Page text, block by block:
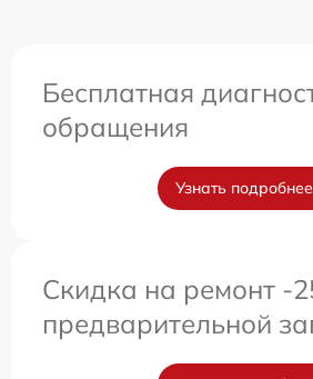
Бесплатная
обращения
Узнать подробнее
Скидка на ремонт -
предварительной